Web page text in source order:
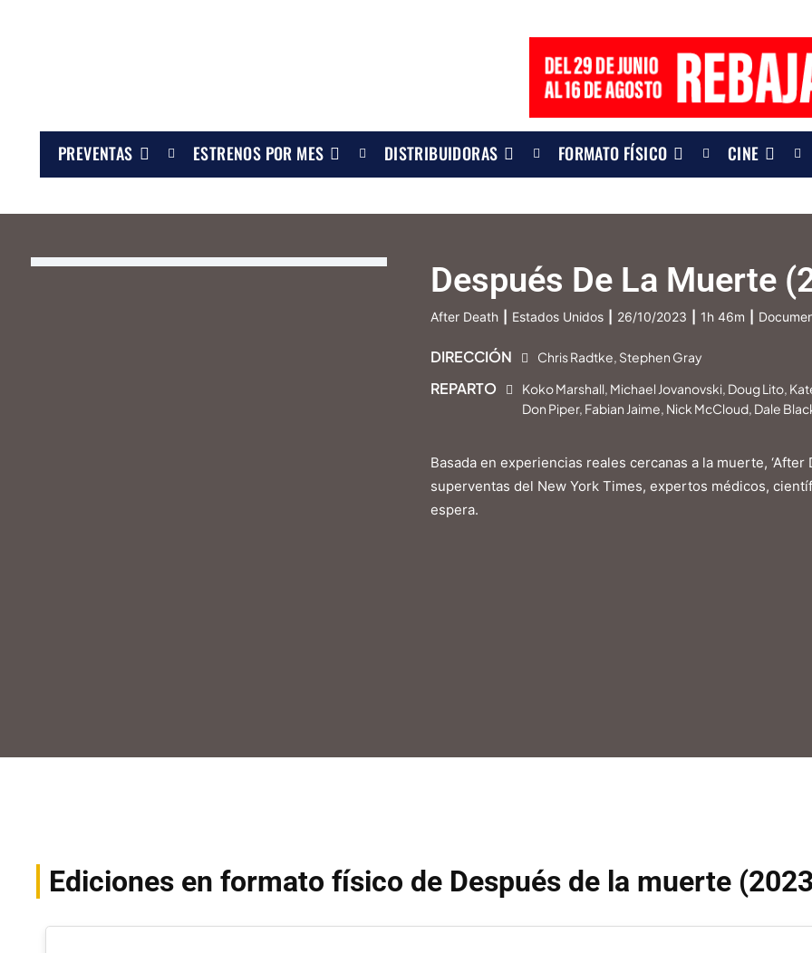
PREVENTAS ESTRENOS POR MES DISTRIBUIDORAS FORMATO FÍSICO CINE
Después De La Muerte
After Death Estados Unidos 26/10/2023 1h 46m
DIRECCIÓN Chris Radtke, Stephen Gray
REPARTO
Koko Marshall, Michael Jovanovski, Doug Lito,
Don Piper, Fabian Jaime, Nick McCloud, Dale
Basada en experiencias reales cercanas a la muerte,
superventas del New York Times, expertos médicos,
espera.
Ediciones en formato físico de Después de la muerte